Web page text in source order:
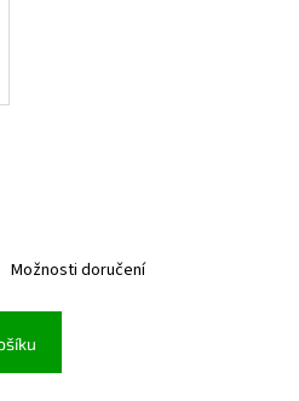
Možnosti doručení